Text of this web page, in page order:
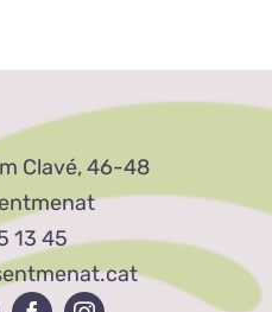
Clavé, 46-48
13 45